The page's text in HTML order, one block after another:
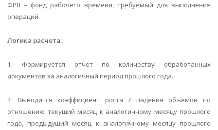
ФРВ – фонд рабочего времени, требуемый для выполнения
операций.
Логика расчета:
1. Формируется отчет по количеству обработанных
документов за аналогичный период прошлого года.
2. Выводится коэффициент роста / падения объемов по
отношению текущий месяц к аналогичному месяцу прошлого
года, предыдущий месяц к аналогичному месяцу прошлого